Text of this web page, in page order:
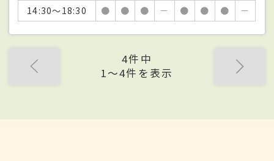
14:30～18:30 ● ● ● － ● ● ● －
4件中
1〜4件を表示